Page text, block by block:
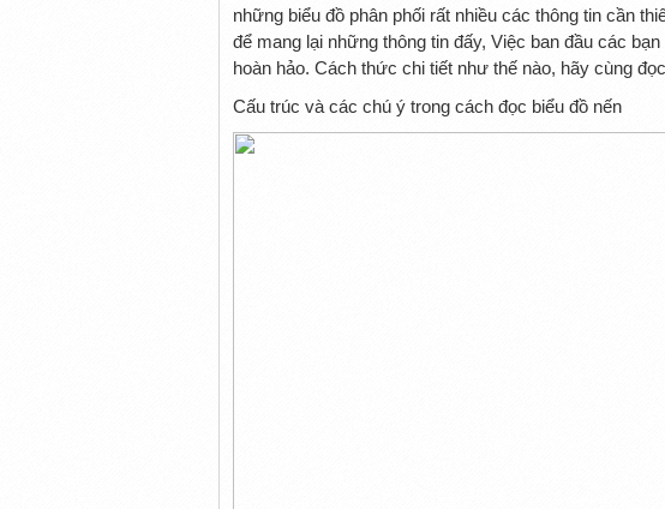
những biểu đồ phân phối rất nhiều các thông tin cần
để mang lại những thông tin đấy, Việc ban đầu các
hoàn hảo. Cách thức chi tiết như thế nào, hãy cùng
Cấu trúc và các chú ý trong cách đọc biểu đồ nến